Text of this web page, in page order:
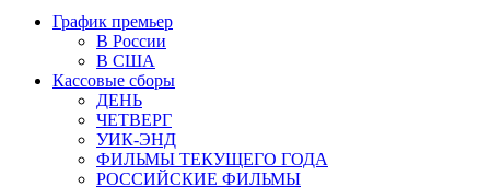
График премьер
В России
В США
Кассовые сборы
ДЕНЬ
ЧЕТВЕРГ
УИК-ЭНД
ФИЛЬМЫ ТЕКУЩЕГО ГОДА
РОССИЙСКИЕ ФИЛЬМЫ